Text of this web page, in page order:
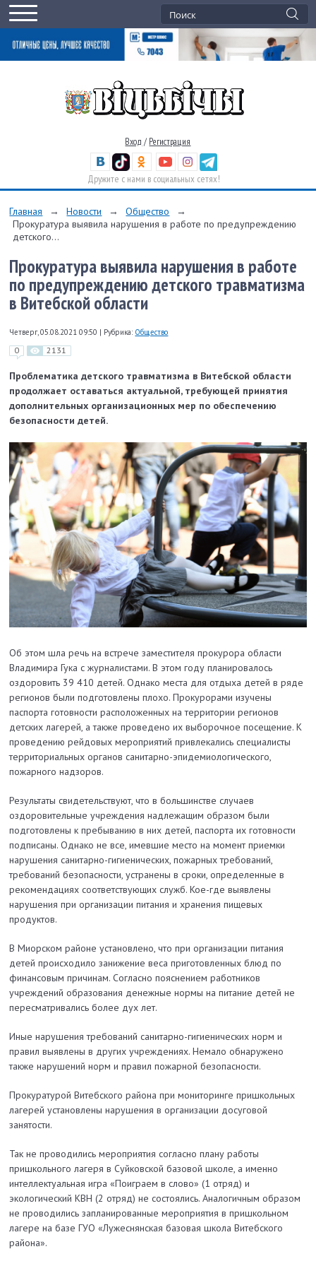
Вход / Регистрация
Дружите с нами в социальных сетях!
Главная → Новости → Общество
→
Прокуратура выявила нарушения в работе по предупреждению
детского...
Прокуратура выявила нарушения в работе
по предупреждению детского травматизма
в Витебской области
Четверг, 05.08.2021 09:50 | Рубрика: Общество
0 2131
Проблематика детского травматизма в Витебской области
продолжает оставаться актуальной, требующей принятия
дополнительных организационных мер по обеспечению
безопасности детей.
Об этом шла речь на встрече заместителя прокурора области
Владимира Гука с журналистами. В этом году планировалось
оздоровить 39 410 детей. Однако места для отдыха детей в ряде
регионов были подготовлены плохо. Прокурорами изучены
паспорта готовности расположенных на территории регионов
детских лагерей, а также проведено их выборочное посещение. К
проведению рейдовых мероприятий привлекались специалисты
территориальных органов санитарно-эпидемиологического,
пожарного надзоров.
Результаты свидетельствуют, что в большинстве случаев
оздоровительные учреждения надлежащим образом были
подготовлены к пребыванию в них детей, паспорта их готовности
подписаны. Однако не все, имевшие место на момент приемки
нарушения санитарно-гигиенических, пожарных требований,
требований безопасности, устранены в сроки, определенные в
рекомендациях соответствующих служб. Кое-где выявлены
нарушения при организации питания и хранения пищевых
продуктов.
В Миорском районе установлено, что при организации питания
детей происходило занижение веса приготовленных блюд по
финансовым причинам. Согласно пояснением работников
учреждений образования денежные нормы на питание детей не
пересматривались более дух лет.
Иные нарушения требований санитарно-гигиенических норм и
правил выявлены в других учреждениях. Немало обнаружено
также нарушений норм и правил пожарной безопасности.
Прокуратурой Витебского района при мониторинге пришкольных
лагерей установлены нарушения в организации досуговой
занятости.
Так не проводились мероприятия согласно плану работы
пришкольного лагеря в Суйковской базовой школе, а именно
интеллектуальная игра «Поиграем в слово» (1 отряд) и
экологический КВН (2 отряд) не состоялись. Аналогичным образом
не проводились запланированные мероприятия в пришкольном
лагере на базе ГУО «Лужеснянская базовая школа Витебского
района».